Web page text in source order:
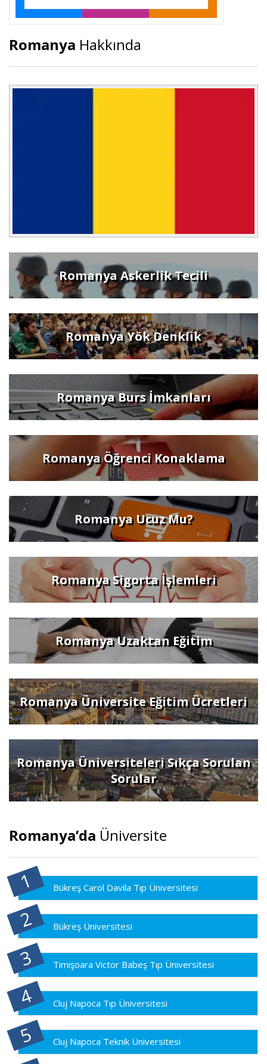
Romanya Hakkında
Romanya Askerlik Tecili
Romanya Yök Denklik
Romanya Burs İmkanları
Romanya Öğrenci Konaklama
Romanya Ucuz Mu?
Romanya Sigorta İşlemleri
Romanya Uzaktan Eğitim
Romanya Üniversite Eğitim Ücretleri
Romanya Üniversiteleri Sıkça Sorulan
Sorular
Romanya’da Üniversite
Bükreş Carol Davila Tıp Üniversitesi
Bükreş Üniversitesi
Timişoara Victor Babeş Tıp Üniversitesi
Cluj Napoca Tıp Üniversitesi
Cluj Napoca Teknik Üniversitesi